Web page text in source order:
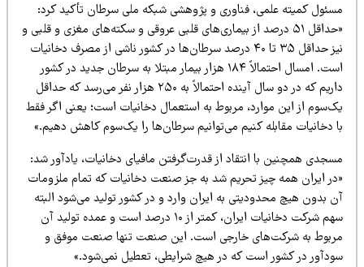
کمیته علمی، فناوری و پژوهشی شبکه ملی سرطان تأکید کرد:
«حداقل ۵۱ درصد از بیماری‌های قلبی عروقی و سکته‌های مغزی و قلبی و
نیز حداقل ۳۵ تا ۴۰ درصد سرطان‌ها در کشور ناشی از مصرف دخانیات
است. امسال احتمالاً ۱۸۴ هزار بیمار مبتلا به سرطان جدید در کشور
داریم که در دو سال آینده احتمالاً به ۲۵۰ هزار نفر می‌رسد که حداقل
از این موارد، مربوط به استعمال دخانیات است؛ یعنی اگر فقط
دخانیات مقابله کنیم می‌توانیم سرطان‌ها را یک‌سوم کاهش دهیم.»
همچنین با انتقاد از قدرت‌گرفتن مافیای دخانیات، یادآور شد:
ایران همه چیز تحریم شد به جز صنعت دخانیات که تمام ملزومات
بدون هیچ محدودیتی به ایران وارد و در کشور تولید می‌شود البته
سهم شرکت دخانیات ایران، کمتر از ۱۰ درصد است و عمده تولید آن
به شرکت‌های خارجی است. این صنعت تنها صنعت موفق و
در کشور است که در هیچ شرایطی، تعطیل نمی‌شود.»